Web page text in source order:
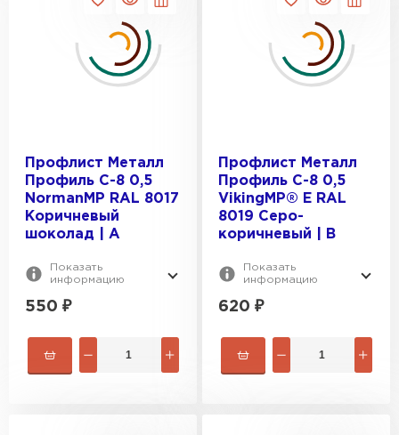
Профлист Металл
Профиль С-8 0,5
NormanMP RAL 8017
Коричневый
шоколад | A
Показать
информацию
550 ₽
Профлист Металл
Профиль С-8 0,5
VikingMP® E RAL
8019 Серо-
коричневый | B
Показать
информацию
620 ₽